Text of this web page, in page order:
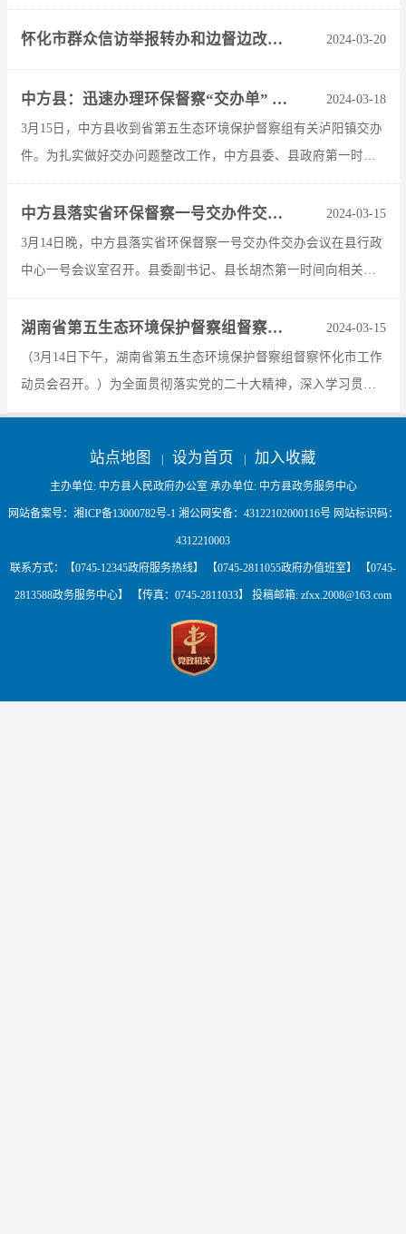
护督察组副组长刘翔、副市长余建勇参加督察，县委书记张家
铣，县委副书记...
怀化市群众信访举报转办和边督边改公开情况一览表（第1批） 2024-03-20
中方县：迅速办理环保督察“交办单” 全力答好民生“赶考卷” 2024-03-18
3月15日，中方县收到省第五生态环境保护督察组有关泸阳镇交办
件。为扎实做好交办问题整改工作，中方县委、县政府第一时间
交办督办，组织泸阳镇与市生态环境局中方分局、县城管局联合
行动，以最坚...
中方县落实省环保督察一号交办件交办会议召开 2024-03-15
3月14日晚，中方县落实省环保督察一号交办件交办会议在县行政
中心一号会议室召开。县委副书记、县长胡杰第一时间向相关责
任领导交办了省环保督察一号交办件，并安排部署下一步工作。
县领导杨春梅...
湖南省第五生态环境保护督察组督察怀化市工作动员会召开 2024-03-15
（3月14日下午，湖南省第五生态环境保护督察组督察怀化市工作
动员会召开。）为全面贯彻落实党的二十大精神，深入学习贯彻
习近平生态文明思想，全面推进美丽湖南建设，加快建设人与自
站点地图 | 设为首页 | 加入收藏
主办单位: 中方县人民政府办公室 承办单位: 中方县政务服务中心
网站备案号： 湘ICP备13000782号-1 湘公网安备： 43122102000116号网站标识码：
4312210003
联系方式：【0745-12345政府服务热线】 【0745-2811055政府办值班室】 【0745-
2813588政务服务中心】 【传真：0745-2811033】 投稿邮箱: zfxx.2008@163.com